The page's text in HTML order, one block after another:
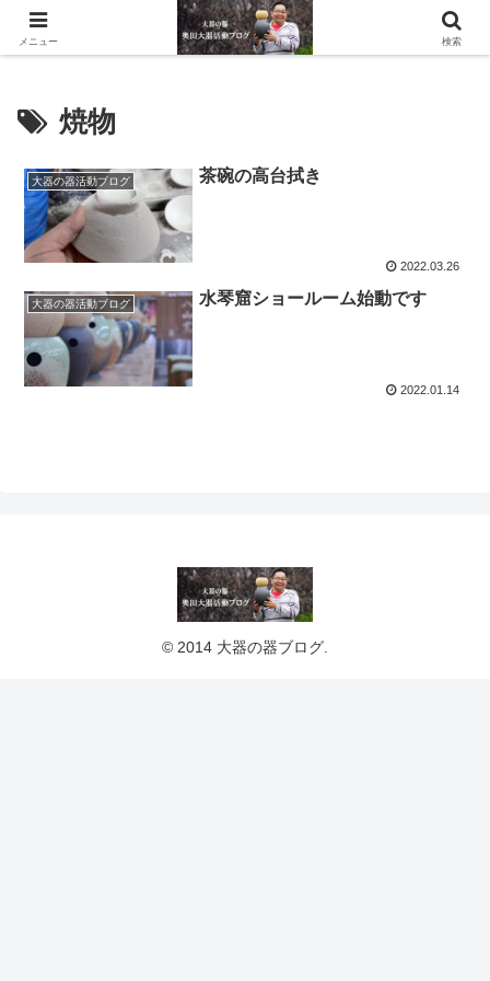
滋賀県の信楽で水琴窟や水鉢などの陶器を作っています。
焼物
大器の器活動ブログ 茶碗の高台拭き
2022.03.26
大器の器活動ブログ 水琴窟ショールーム始動です
2022.01.14
© 2014 大器の器ブログ.
メニュー 検索